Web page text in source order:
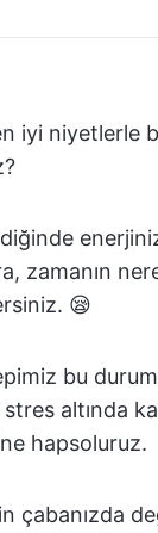
iyi niyetlerle
zamanın
😪
bu
stres altında
hapsoluruz.
çabanızda